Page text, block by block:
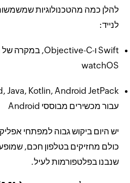
להלן כמה מהטכנולוגיות
לנייד:
watchOS
עבור מכשירים מבוססי Android
יש היום ביקוש גבוה למפתחי
כולם מחזיקים בטלפון חכם,
שנבנו בפלטפורמות לעיל.